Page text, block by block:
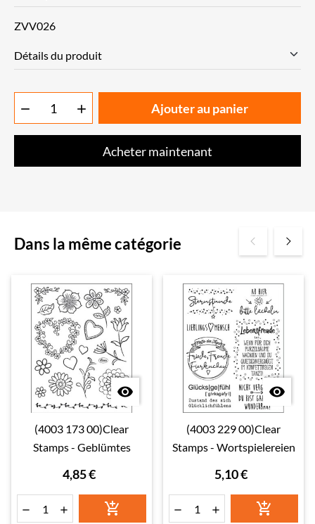
ZVV026
Détails du produit
  Ajouter au panier
Acheter maintenant
Dans la même catégorie

(4003 173 00)Clear
Stamps - Geblümtes
4,85 €
  

(4003 229 00)Clear
Stamps - Wortspielereien
5,10 €
  